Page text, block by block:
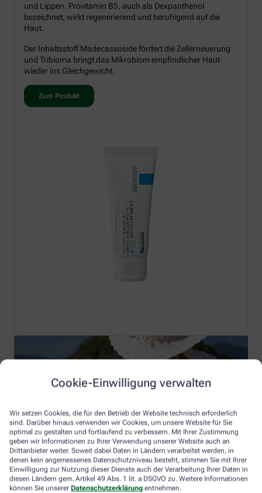
Cookie-Einwilligung verwalten
Wir setzen Cookies, die für den Betrieb der Website technisch erforderlich
sind. Darüber hinaus verwenden wir Cookies, um unsere Website für Sie
optimal zu gestalten und fortlaufend zu verbessern. Mit Ihrer Zustimmung
geben wir Informationen zu Ihrer Verwendung unserer Website auch an
Drittanbieter weiter. Soweit dabei Daten in Ländern verarbeitet werden, in
denen kein angemessenes Datenschutzniveau besteht, stimmen Sie mit Ihrer
Einwilligung zur Nutzung dieser Dienste auch der Verarbeitung Ihrer Daten in
diesen Ländern gem. Artikel 49 Abs. 1 lit. a DSGVO zu. Weitere Informationen
können Sie unserer Datenschutzerklärung entnehmen.
und Lippen. Provitamin B5, auch als Dexpanthenol
bezeichnet, wirkt regenerierend und beruhigend auf die
Haut.
Der Inhaltsstoff Madecassoside fördert die Zellerneuerung
und Tribioma bringt das Mikrobiom empfindlicher Haut
wieder ins Gleichgewicht.
Zum Produkt